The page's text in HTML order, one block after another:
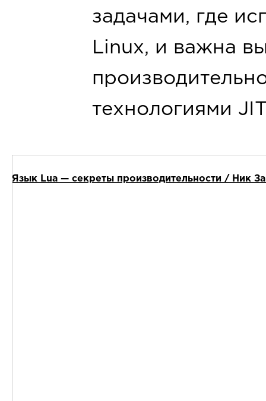
задачами, где
Linux, и важна
технологиями
Язык Lua — секреты производительности / Ник